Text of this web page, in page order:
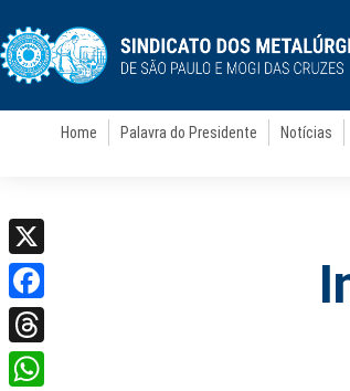
Home Palavra do Presidente Notícias
X
Facebook
Threads